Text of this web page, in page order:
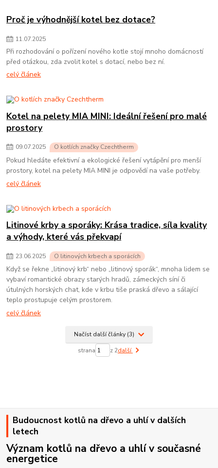
Proč je výhodnější kotel bez dotace?
11.07.2025
Při rozhodování o pořízení nového kotle stojí mnoho domácností
před otázkou, zda zvolit kotel s dotací, nebo bez ní.
celý článek
Kotel na pelety MIA MINI: Ideální řešení pro malé
prostory
09.07.2025 O kotlích značky Czechtherm
Pokud hledáte efektivní a ekologické řešení vytápění pro menší
prostory, kotel na pelety MIA MINI je odpovědí na vaše potřeby.
celý článek
Litinové krby a sporáky: Krása tradice, síla kvality
a výhody, které vás překvapí
23.06.2025 O litinových krbech a sporácích
Když se řekne „litinový krb“ nebo „litinový sporák“, mnoha lidem se
vybaví romantické obrazy starých hradů, zámeckých síní či
útulných horských chat, kde v krbu tiše praská dřevo a sálající
teplo prostupuje celým prostorem.
celý článek
Načíst další články (3)
strana z 2další
Budoucnost kotlů na dřevo a uhlí v dalších
letech
Význam kotlů na dřevo a uhlí v současné
energetice